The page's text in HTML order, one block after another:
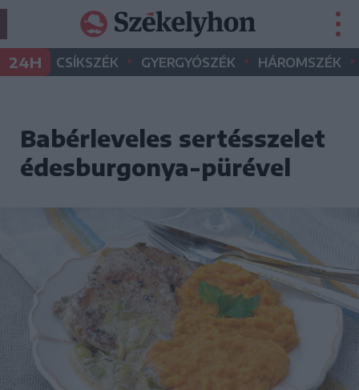
24H CSÍKSZÉK • GYERGYÓSZÉK • HÁROMSZÉK •
Babérleveles sertésszelet
édesburgonya-pürével